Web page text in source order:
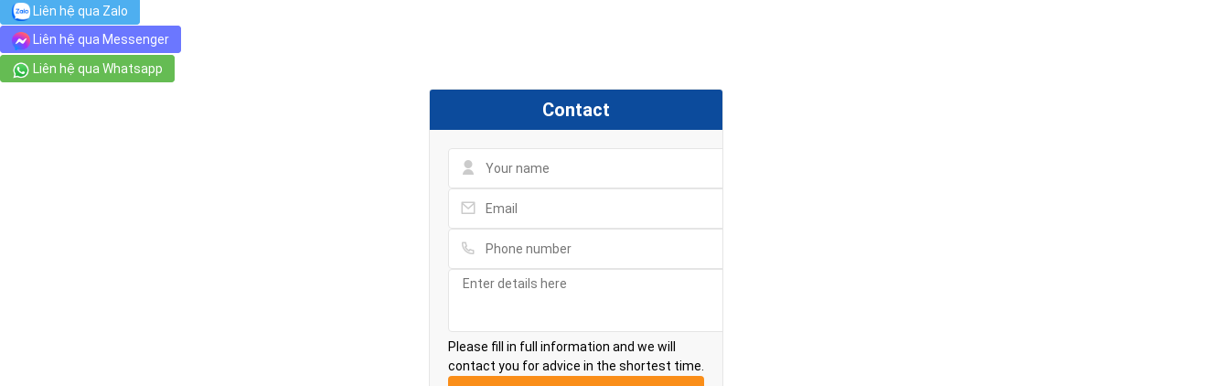
229 Đường số 48, Phường 5
KHU VUI CHƠI THIẾU NHI KHÁNH HỘI QUẬN 4
Liên hệ qua Zalo
Liên hệ qua Messenger
Liên hệ qua Whatsapp
Contact
Please fill in full information and we will
contact you for advice in the shortest time.